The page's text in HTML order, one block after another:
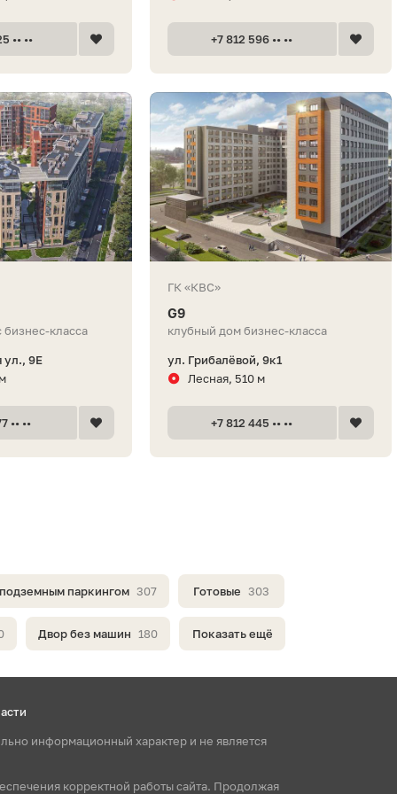
•• •• +7 812 596 •• ••
класса
ул., 9Е
•• ••
ГК «КВС»
G9
клубный дом бизнес-класса
ул. Грибалёвой, 9к1
Лесная, 510 м
+7 812 445 •• ••
паркингом 307 Готовые 303
Двор без машин 180 Показать ещё
информационный характер и не является
корректной работы сайта. Продолжая